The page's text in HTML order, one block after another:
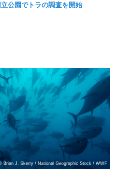
公園でトラの調査を開始
Brian J. Skerry / National Geographic Stock / WWF